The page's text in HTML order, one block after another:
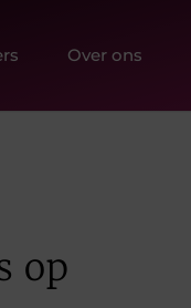
Over ons
op